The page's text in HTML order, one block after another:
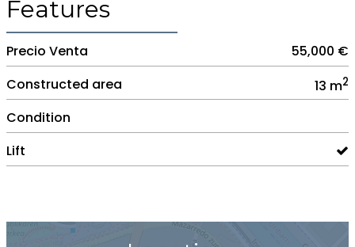
Features
Precio Venta
55,000 €
Constructed area
13 m2
Condition
Lift